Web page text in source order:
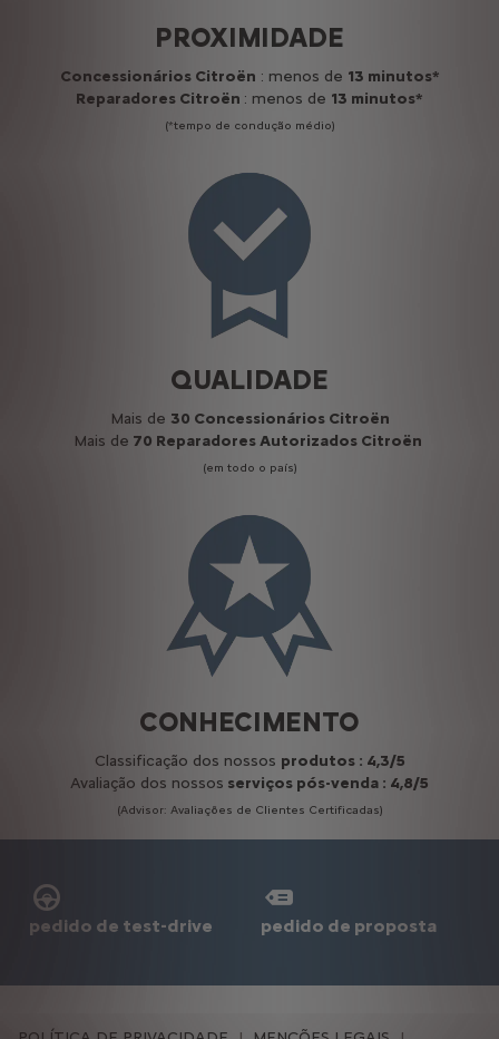
PROXIMIDADE
Concessionários Citroën : menos de 13 minutos*
Reparadores Citroën : menos de 13 minutos*
(*tempo de condução médio)
QUALIDADE
Mais de 30 Concessionários Citroën
Mais de 70 Reparadores Autorizados Citroën
(em todo o país)
CONHECIMENTO
Classificação dos nossos produtos : 4,3/5
Avaliação dos nossos serviços pós-venda : 4,8/5
(Advisor: Avaliações de Clientes Certificadas)
pedido de test-drive pedido de proposta